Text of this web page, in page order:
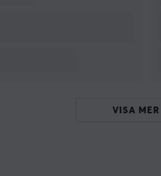
VISA MER